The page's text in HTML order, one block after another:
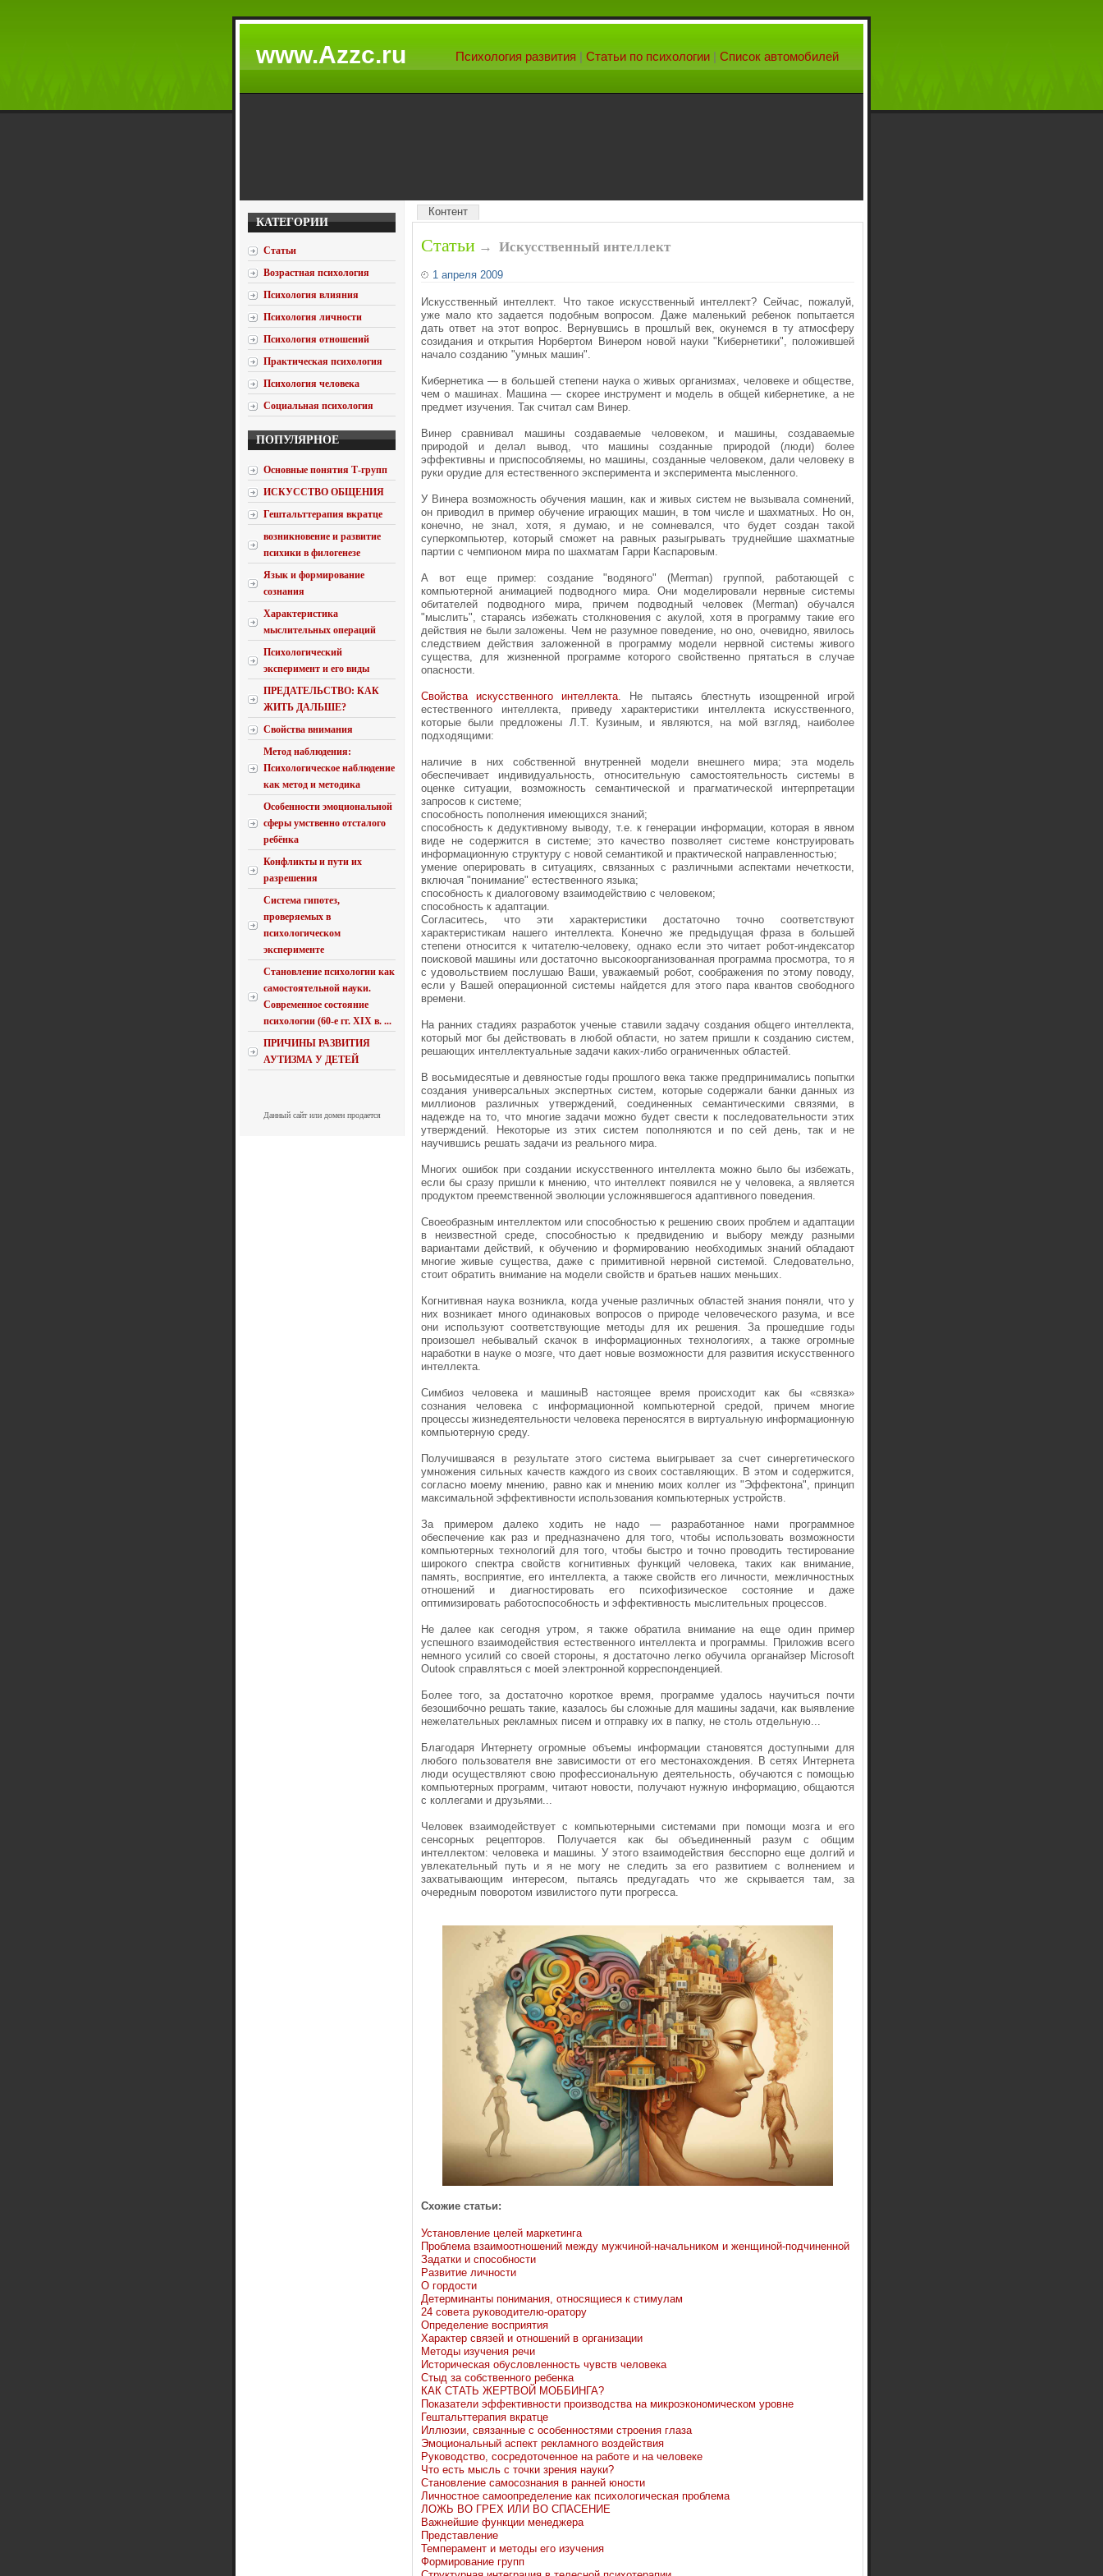
www.Azzc.ru Психология развития | Статьи по психологии | Список автомобилей
КАТЕГОРИИ
Статьи
Возрастная психология
Психология влияния
Психология личности
Психология отношений
Практическая психология
Психология человека
Социальная психология
ПОПУЛЯРНОЕ
Основные понятия Т-групп
ИСКУССТВО ОБЩЕНИЯ
Гештальттерапия вкратце
возникновение и развитие
психики в филогенезе
Язык и формирование
сознания
Характеристика
мыслительных операций
Психологический
эксперимент и его виды
ПРЕДАТЕЛЬСТВО: КАК
ЖИТЬ ДАЛЬШЕ?
Свойства внимания
Метод наблюдения:
Психологическое наблюдение
как метод и методика
Особенности эмоциональной
сферы умственно отсталого
ребёнка
Конфликты и пути их
разрешения
Система гипотез,
проверяемых в
психологическом
эксперименте
Становление психологии как
самостоятельной науки.
Современное состояние
психологии (60-е гг. XIX в. ...
ПРИЧИНЫ РАЗВИТИЯ
АУТИЗМА У ДЕТЕЙ
Данный сайт или домен продается
Контент
Статьи → Искусственный интеллект
1 апреля 2009
Искусственный интеллект. Что такое искусственный интеллект? Сейчас, пожалуй,
уже мало кто задается подобным вопросом. Даже маленький ребенок попытается
дать ответ на этот вопрос. Вернувшись в прошлый век, окунемся в ту атмосферу
созидания и открытия Норбертом Винером новой науки "Кибернетики", положившей
начало созданию "умных машин".
Кибернетика — в большей степени наука о живых организмах, человеке и обществе,
чем о машинах. Машина — скорее инструмент и модель в общей кибернетике, а не
предмет изучения. Так считал сам Винер.
Винер сравнивал машины создаваемые человеком, и машины, создаваемые
природой и делал вывод, что машины созданные природой (люди) более
эффективны и приспособляемы, но машины, созданные человеком, дали человеку в
руки орудие для естественного эксперимента и эксперимента мысленного.
У Винера возможность обучения машин, как и живых систем не вызывала сомнений,
он приводил в пример обучение играющих машин, в том числе и шахматных. Но он,
конечно, не знал, хотя, я думаю, и не сомневался, что будет создан такой
суперкомпьютер, который сможет на равных разыгрывать труднейшие шахматные
партии с чемпионом мира по шахматам Гарри Каспаровым.
А вот еще пример: создание "водяного" (Merman) группой, работающей с
компьютерной анимацией подводного мира. Они моделировали нервные системы
обитателей подводного мира, причем подводный человек (Merman) обучался
"мыслить", стараясь избежать столкновения с акулой, хотя в программу такие его
действия не были заложены. Чем не разумное поведение, но оно, очевидно, явилось
следствием действия заложенной в программу модели нервной системы живого
существа, для жизненной программе которого свойственно прятаться в случае
опасности.
Свойства искусственного интеллекта. Не пытаясь блестнуть изощренной игрой
естественного интеллекта, приведу характеристики интеллекта искусственного,
которые были предложены Л.Т. Кузиным, и являются, на мой взгляд, наиболее
подходящими:
наличие в них собственной внутренней модели внешнего мира; эта модель
обеспечивает индивидуальность, относительную самостоятельность системы в
оценке ситуации, возможность семантической и прагматической интерпретации
запросов к системе;
способность пополнения имеющихся знаний;
способность к дедуктивному выводу, т.е. к генерации информации, которая в явном
виде не содержится в системе; это качество позволяет системе конструировать
информационную структуру с новой семантикой и практической направленностью;
умение оперировать в ситуациях, связанных с различными аспектами нечеткости,
включая "понимание" естественного языка;
способность к диалоговому взаимодействию с человеком;
способность к адаптации.
Согласитесь, что эти характеристики достаточно точно соответствуют
характеристикам нашего интеллекта. Конечно же предыдущая фраза в большей
степени относится к читателю-человеку, однако если это читает робот-индексатор
поисковой машины или достаточно высокоорганизованная программа просмотра, то я
с удовольствием послушаю Ваши, уважаемый робот, соображения по этому поводу,
если у Вашей операционной системы найдется для этого пара квантов свободного
времени.
На ранних стадиях разработок ученые ставили задачу создания общего интеллекта,
который мог бы действовать в любой области, но затем пришли к созданию систем,
решающих интеллектуальные задачи каких-либо ограниченных областей.
В восьмидесятые и девяностые годы прошлого века также предпринимались попытки
создания универсальных экспертных систем, которые содержали банки данных из
миллионов различных утверждений, соединенных семантическими связями, в
надежде на то, что многие задачи можно будет свести к последовательности этих
утверждений. Некоторые из этих систем пополняются и по сей день, так и не
научившись решать задачи из реального мира.
Многих ошибок при создании искусственного интеллекта можно было бы избежать,
если бы сразу пришли к мнению, что интеллект появился не у человека, а является
продуктом преемственной эволюции усложнявшегося адаптивного поведения.
Своеобразным интеллектом или способностью к решению своих проблем и адаптации
в неизвестной среде, способностью к предвидению и выбору между разными
вариантами действий, к обучению и формированию необходимых знаний обладают
многие живые существа, даже с примитивной нервной системой. Следовательно,
стоит обратить внимание на модели свойств и братьев наших меньших.
Когнитивная наука возникла, когда ученые различных областей знания поняли, что у
них возникает много одинаковых вопросов о природе человеческого разума, и все
они используют соответствующие методы для их решения. За прошедшие годы
произошел небывалый скачок в информационных технологиях, а также огромные
наработки в науке о мозге, что дает новые возможности для развития искусственного
интеллекта.
Симбиоз человека и машиныВ настоящее время происходит как бы «связка»
сознания человека с информационной компьютерной средой, причем многие
процессы жизнедеятельности человека переносятся в виртуальную информационную
компьютерную среду.
Получишваяся в результате этого система выигрывает за счет синергетического
умножения сильных качеств каждого из своих составляющих. В этом и содержится,
согласно моему мнению, равно как и мнению моих коллег из "Эффектона", принцип
максимальной эффективности использования компьютерных устройств.
За примером далеко ходить не надо — разработанное нами программное
обеспечение как раз и предназначено для того, чтобы использовать возможности
компьютерных технологий для того, чтобы быстро и точно проводить тестирование
широкого спектра свойств когнитивных функций человека, таких как внимание,
память, восприятие, его интеллекта, а также свойств его личности, межличностных
отношений и диагностировать его психофизическое состояние и даже
оптимизировать работоспособность и эффективность мыслительных процессов.
Не далее как сегодня утром, я также обратила внимание на еще один пример
успешного взаимодействия естественного интеллекта и программы. Приложив всего
немного усилий со своей стороны, я достаточно легко обучила органайзер Microsoft
Outook справляться с моей электронной корреспонденцией.
Более того, за достаточно короткое время, программе удалось научиться почти
безошибочно решать такие, казалось бы сложные для машины задачи, как выявление
нежелательных рекламных писем и отправку их в папку, не столь отдельную...
Благодаря Интернету огромные объемы информации становятся доступными для
любого пользователя вне зависимости от его местонахождения. В сетях Интернета
люди осуществляют свою профессиональную деятельность, обучаются с помощью
компьютерных программ, читают новости, получают нужную информацию, общаются
с коллегами и друзьями...
Человек взаимодействует с компьютерными системами при помощи мозга и его
сенсорных рецепторов. Получается как бы объединенный разум с общим
интеллектом: человека и машины. У этого взаимодействия бесспорно еще долгий и
увлекательный путь и я не могу не следить за его развитием с волнением и
захватывающим интересом, пытаясь предугадать что же скрывается там, за
очередным поворотом извилистого пути прогресса.
Схожие статьи:
Установление целей маркетинга
Проблема взаимоотношений между мужчиной-начальником и женщиной-подчиненной
Задатки и способности
Развитие личности
О гордости
Детерминанты понимания, относящиеся к стимулам
24 совета руководителю-оратору
Определение восприятия
Характер связей и отношений в организации
Методы изучения речи
Историческая обусловленность чувств человека
Стыд за собственного ребенка
КАК СТАТЬ ЖЕРТВОЙ МОББИНГА?
Показатели эффективности производства на микроэкономическом уровне
Гештальттерапия вкратце
Иллюзии, связанные с особенностями строения глаза
Эмоциональный аспект рекламного воздействия
Руководство, сосредоточенное на работе и на человеке
Что есть мысль с точки зрения науки?
Становление самосознания в ранней юности
Личностное самоопределение как психологическая проблема
ЛОЖЬ ВО ГРЕХ ИЛИ ВО СПАСЕНИЕ
Важнейшие функции менеджера
Представление
Темперамент и методы его изучения
Формирование групп